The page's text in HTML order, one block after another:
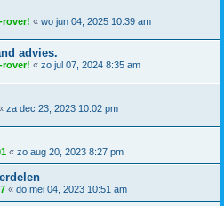
rover! « wo jun 04, 2025 10:39 am
advies.
rover! « zo jul 07, 2024 8:35 am
za dec 23, 2023 10:02 pm
« zo aug 20, 2023 8:27 pm
« do mei 04, 2023 10:51 am